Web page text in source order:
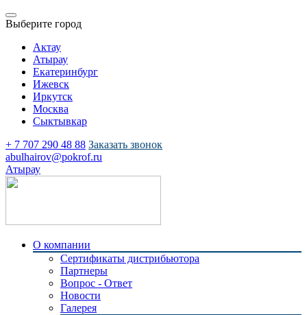
Выберите город
Актау
Атырау
Екатеринбург
Ижевск
Иркутск
Москва
Сыктывкар
+ 7 707 290 48 88 Заказать звонок
abulhairov@pokrof.ru
Атырау
О компании
Сертификаты дистрибьютора
Партнеры
Вопрос - Ответ
Новости
Галерея